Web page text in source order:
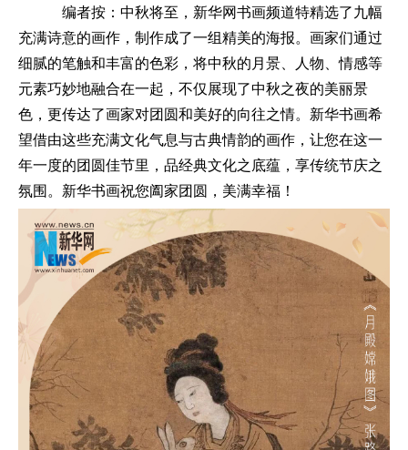
编者按：中秋将至，新华网书画频道特精选了九幅
充满诗意的画作，制作成了一组精美的海报。画家们通过
细腻的笔触和丰富的色彩，将中秋的月景、人物、情感等
元素巧妙地融合在一起，不仅展现了中秋之夜的美丽景
色，更传达了画家对团圆和美好的向往之情。新华书画希
望借由这些充满文化气息与古典情韵的画作，让您在这一
年一度的团圆佳节里，品经典文化之底蕴，享传统节庆之
氛围。新华书画祝您阖家团圆，美满幸福！